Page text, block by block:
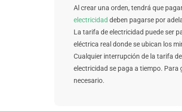
Al crear una orden, tendrá que
electricidad deben pagarse por
La tarifa de electricidad puede ser
eléctrica real donde se ubican los
Cualquier interrupción de la tarifa
electricidad se paga a tiempo.
necesario.